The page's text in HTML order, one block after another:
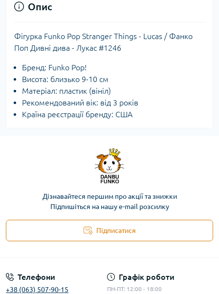
Опис
Фігурка Funko Pop Stranger Things - Lucas / Фанко
Поп Дивні дива - Лукас #1246
Бренд: Funko Pop!
Висота: близько 9-10 см
Матеріал: пластик (вініл)
Рекомендований вік: від 3 років
Країна реєстрації бренду: США
Дізнавайтеся першим про акції та знижки
Підпишіться на нашу e-mail розсилку
Підписатися
Телефони
+38 (063) 507-90-15
Графік роботи
ПН-ПТ: 12:00 - 18:00